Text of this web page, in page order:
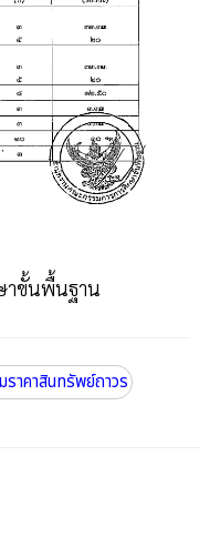
าขั้นพื้นฐาน
ราคาสินทรัพย์ถาวร